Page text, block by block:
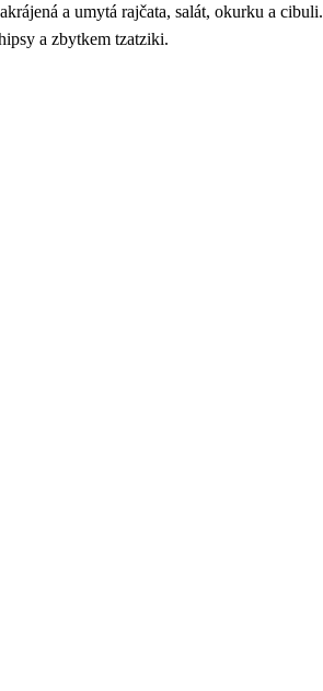
a umytá rajčata, salát, okurku a cibuli.
a zbytkem tzatziki.